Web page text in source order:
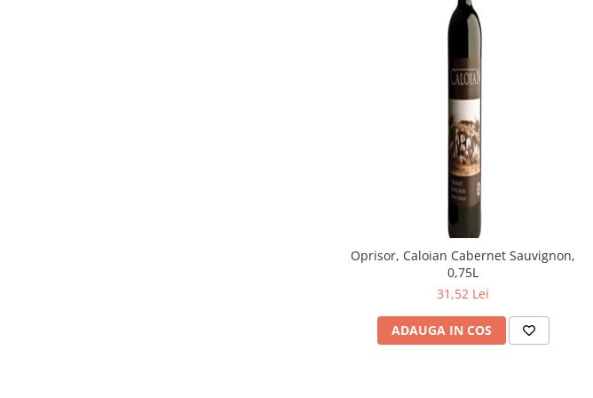
Oprisor, Caloian Cabernet Sauvignon,
0,75L
31,52 Lei
ADAUGA IN COS